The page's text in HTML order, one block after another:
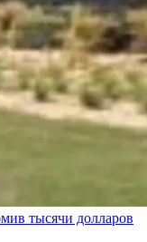
тысячи долларов